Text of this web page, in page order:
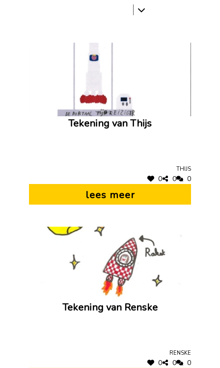
Tekening van Thijs
Thijs
0 0 0
lees meer
Tekening van Renske
Renske
0 0 0